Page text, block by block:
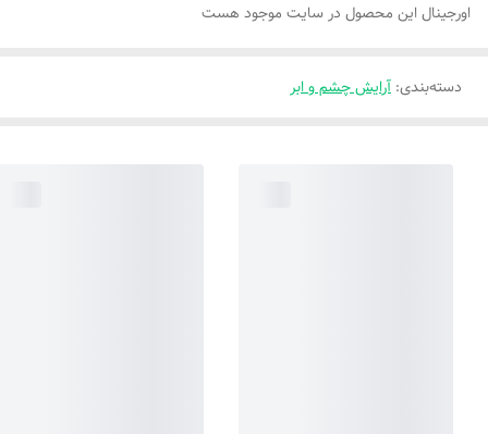
اورجینال این محصول در سایت موجود هست
دسته‌بندی: آرایش چشم و ابر